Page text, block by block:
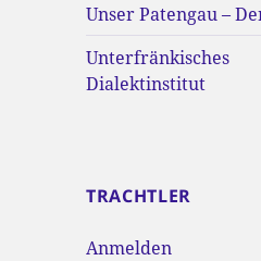
Unser Patengau –
Unterfränkisches
Dialektinstitut
TRACHTLER
Anmelden